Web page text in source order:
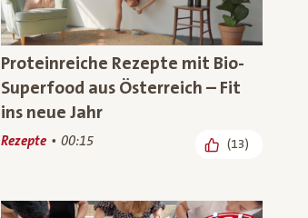
Proteinreiche Rezepte mit Bio-
Superfood aus Österreich – Fit
ins neue Jahr
Rezepte 00:15 (13)